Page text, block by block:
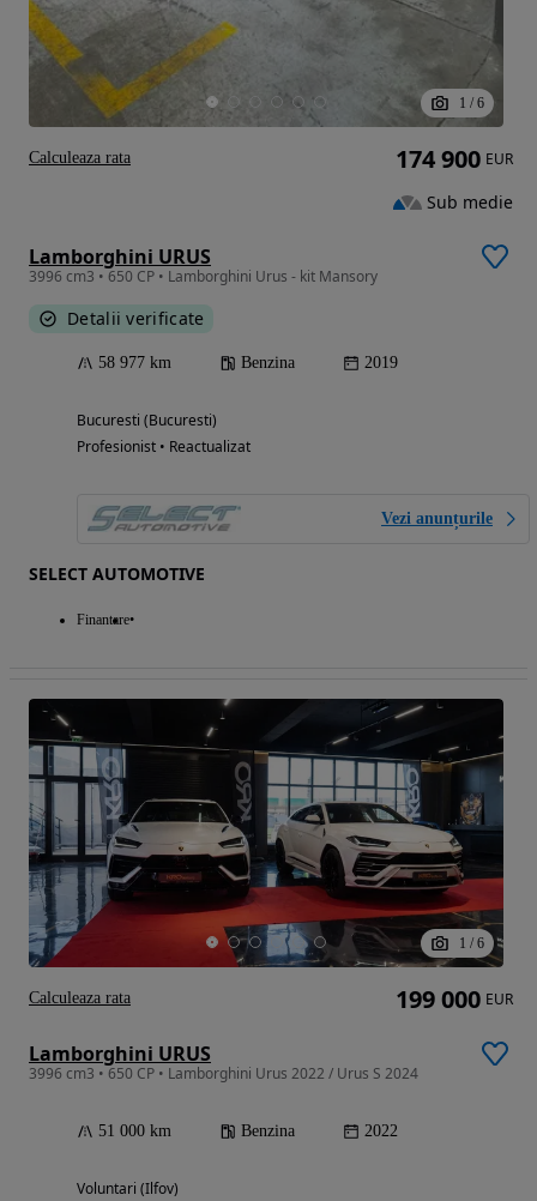
1 / 6
Lamborghini URUS
3996 cm3 • 650 CP • Lamborghini Urus - kit Mansory
Detalii verificate
58 977 km Benzina 2019
Bucuresti (Bucuresti)
Profesionist • Reactualizat
Vezi anunțurile
SELECT AUTOMOTIVE
Finantare
174 900 EUR
Sub medie
Calculeaza rata
1 / 6
Lamborghini URUS
3996 cm3 • 650 CP • Lamborghini Urus 2022 / Urus S 2024
51 000 km Benzina 2022
Voluntari (Ilfov)
199 000 EUR
Calculeaza rata